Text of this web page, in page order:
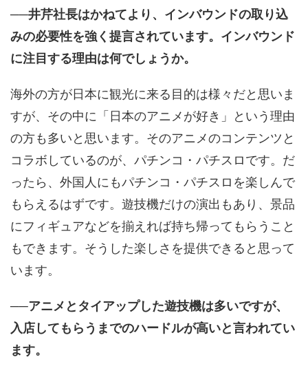
──井芹社長はかねてより、インバウンドの取り込
みの必要性を強く提言されています。インバウンド
に注目する理由は何でしょうか。
海外の方が日本に観光に来る目的は様々だと思いま
すが、その中に「日本のアニメが好き」という理由
の方も多いと思います。そのアニメのコンテンツと
コラボしているのが、パチンコ・パチスロです。だ
ったら、外国人にもパチンコ・パチスロを楽しんで
もらえるはずです。遊技機だけの演出もあり、景品
にフィギュアなどを揃えれば持ち帰ってもらうこと
もできます。そうした楽しさを提供できると思って
います。
──アニメとタイアップした遊技機は多いですが、
入店してもらうまでのハードルが高いと言われてい
ます。